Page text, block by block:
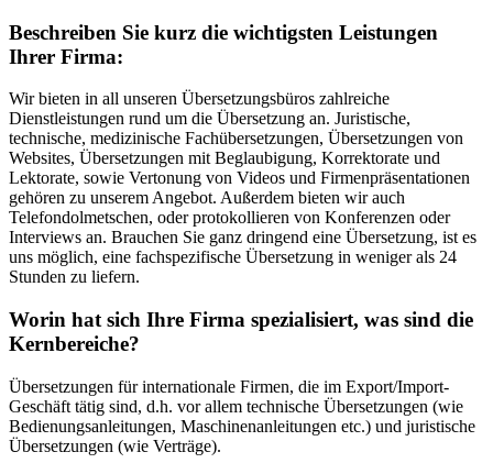
Beschreiben Sie kurz die wichtigsten Leistungen
Ihrer Firma:
Wir bieten in all unseren Übersetzungsbüros zahlreiche
Dienstleistungen rund um die Übersetzung an. Juristische,
technische, medizinische Fachübersetzungen, Übersetzungen von
Websites, Übersetzungen mit Beglaubigung, Korrektorate und
Lektorate, sowie Vertonung von Videos und Firmenpräsentationen
gehören zu unserem Angebot. Außerdem bieten wir auch
Telefondolmetschen, oder protokollieren von Konferenzen oder
Interviews an. Brauchen Sie ganz dringend eine Übersetzung, ist es
uns möglich, eine fachspezifische Übersetzung in weniger als 24
Stunden zu liefern.
Worin hat sich Ihre Firma spezialisiert, was sind die
Kernbereiche?
Übersetzungen für internationale Firmen, die im Export/Import-
Geschäft tätig sind, d.h. vor allem technische Übersetzungen (wie
Bedienungsanleitungen, Maschinenanleitungen etc.) und juristische
Übersetzungen (wie Verträge).